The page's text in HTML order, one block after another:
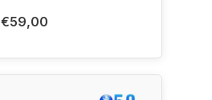
€59,00